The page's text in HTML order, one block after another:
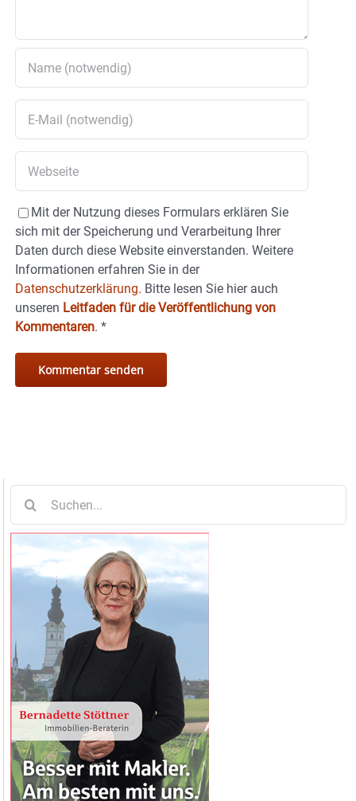
Mit der Nutzung dieses Formulars erklären Sie
sich mit der Speicherung und Verarbeitung Ihrer
Daten durch diese Website einverstanden. Weitere
Informationen erfahren Sie in der
Datenschutzerklärung. Bitte lesen Sie hier auch
unseren Leitfaden für die Veröffentlichung von
Kommentaren. *
nach: